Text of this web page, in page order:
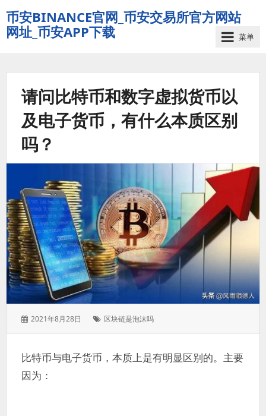
币安BINANCE官网_币安交易所官方网站
网址_币安APP下载
菜单
请问比特币和数字虚拟货币以
及电子货币，有什么本质区别
吗？
发
2021年8月28日
标
区块链是泡沫吗
比特币与电子货币，本质上是有明显区别的。主要
因为：